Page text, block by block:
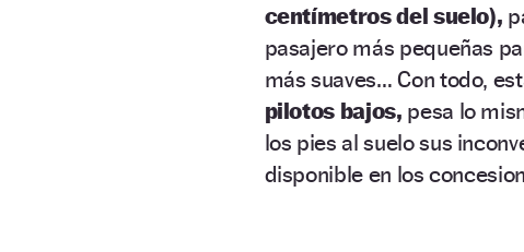
centímetros del suelo),
pasajero más pequeñas
más suaves… Con todo,
pilotos bajos, pesa lo
los pies al suelo sus
disponible en los